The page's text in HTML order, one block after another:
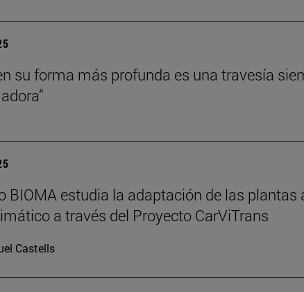
su forma más profunda es una travesía
BIOMA estudia la adaptación de las plantas
a través del Proyecto CarViTrans
Castells